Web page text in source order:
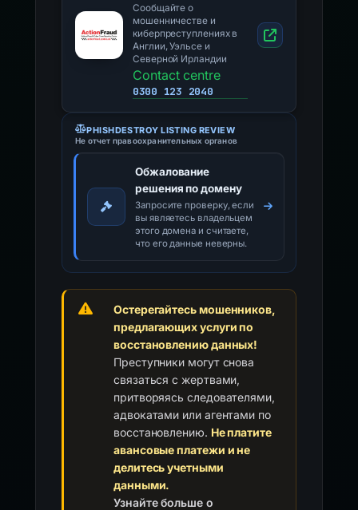
Сообщайте о
мошенничестве и
киберпреступлениях в
Англии, Уэльсе и
Северной Ирландии
Contact centre
0300 123 2040
PHISHDESTROY LISTING REVIEW
Не отчет правоохранительных органов
Обжалование
решения по домену
Запросите проверку, если
вы являетесь владельцем
этого домена и считаете,
что его данные неверны.
Остерегайтесь мошенников,
предлагающих услуги по
восстановлению данных!
Преступники могут снова
связаться с жертвами,
притворяясь следователями,
адвокатами или агентами по
восстановлению. Не платите
авансовые платежи и не
делитесь учетными
данными.
Узнайте больше о